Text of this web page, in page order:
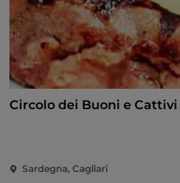
Circolo dei Buoni e Cattivi
Sardegna, Cagliari